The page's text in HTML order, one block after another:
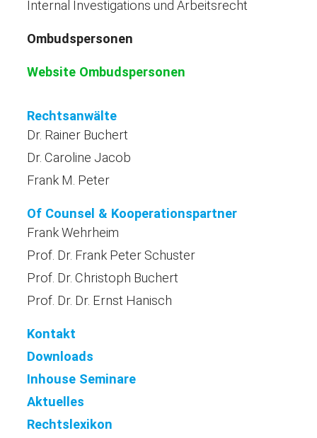
Internal Investigations und Arbeitsrecht
Ombudspersonen
Website Ombudspersonen
Rechtsanwälte
Dr. Rainer Buchert
Dr. Caroline Jacob
Frank M. Peter
Of Counsel & Kooperationspartner
Frank Wehrheim
Prof. Dr. Frank Peter Schuster
Prof. Dr. Christoph Buchert
Prof. Dr. Dr. Ernst Hanisch
Kontakt
Downloads
Inhouse Seminare
Aktuelles
Rechtslexikon